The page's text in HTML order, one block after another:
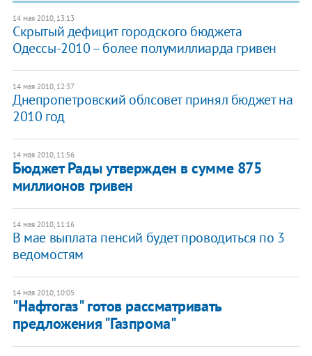
14 мая 2010, 13:13
Скрытый дефицит городского бюджета
Одессы-2010 – более полумиллиарда гривен
14 мая 2010, 12:37
Днепропетровский облсовет принял бюджет на
2010 год
14 мая 2010, 11:56
Бюджет Рады утвержден в сумме 875
миллионов гривен
14 мая 2010, 11:16
В мае выплата пенсий будет проводиться по 3
ведомостям
14 мая 2010, 10:05
"Нафтогаз" готов рассматривать
предложения "Газпрома"